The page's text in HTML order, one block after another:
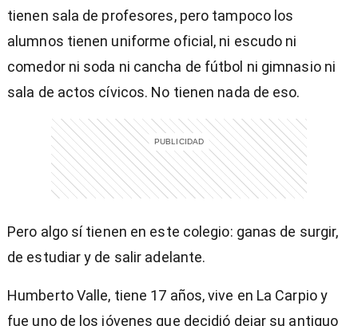
tienen sala de profesores, pero tampoco los
alumnos tienen uniforme oficial, ni escudo ni
comedor ni soda ni cancha de fútbol ni gimnasio ni
sala de actos cívicos. No tienen nada de eso.
Pero algo sí tienen en este colegio: ganas de surgir,
de estudiar y de salir adelante.
Humberto Valle, tiene 17 años, vive en La Carpio y
fue uno de los jóvenes que decidió dejar su antiguo